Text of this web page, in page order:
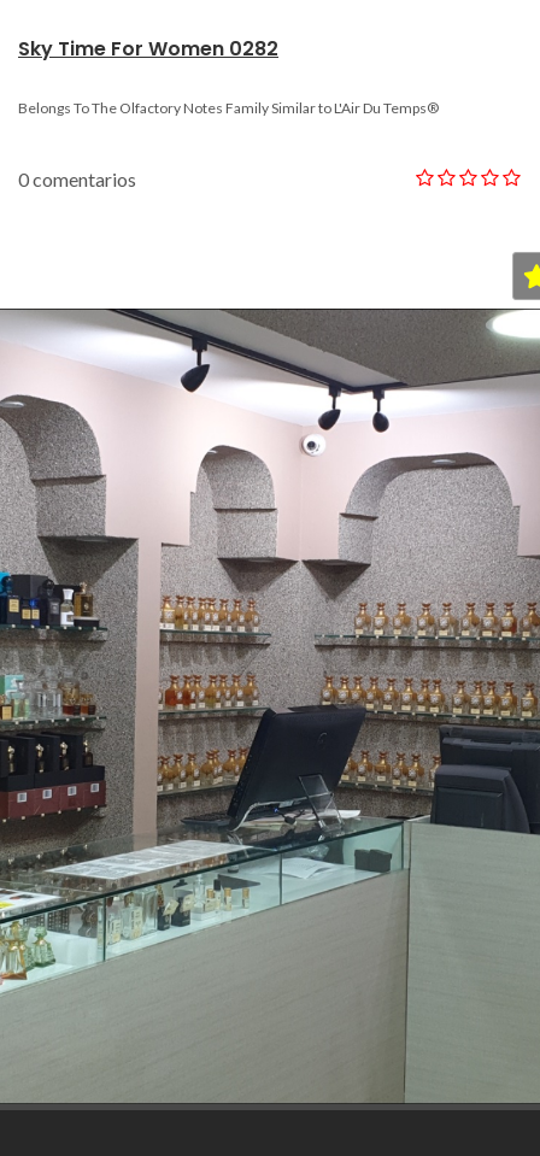
Sky Time For Women 0282
Belongs To The Olfactory Notes Family Similar to L'Air Du Temps®
0 comentarios